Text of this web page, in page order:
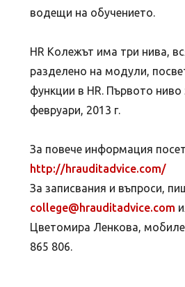
водещи на обучението.
HR Колежът има три нива,
разделено на модули,
функции в HR. Първото ниво
февруари, 2013 г.
За повече информация
http://hrauditadvice.com/
За записвания и въпроси,
college@hrauditadvice.com
Цветомира Ленкова,
865 806.